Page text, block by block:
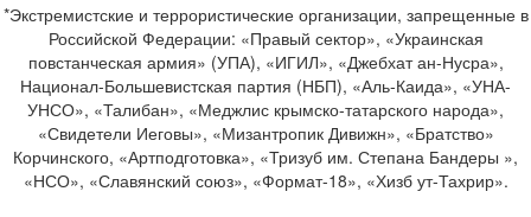
*Экстремистские и террористические организации, запрещенные в
Российской Федерации: «Правый сектор», «Украинская
повстанческая армия» (УПА), «ИГИЛ», «Джебхат ан-Нусра»,
Национал-Большевистская партия (НБП), «Аль-Каида», «УНА-
УНСО», «Талибан», «Меджлис крымско-татарского народа»,
«Свидетели Иеговы», «Мизантропик Дивижн», «Братство»
Корчинского, «Артподготовка», «Тризуб им. Степана Бандеры »,
«НСО», «Славянский союз», «Формат-18», «Хизб ут-Тахрир».